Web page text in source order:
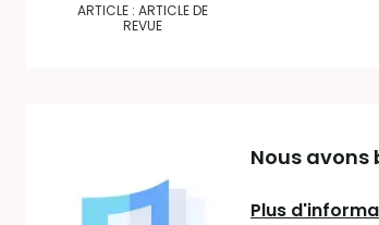
ARTICLE : ARTICLE DE
REVUE
Nous avons
Plus